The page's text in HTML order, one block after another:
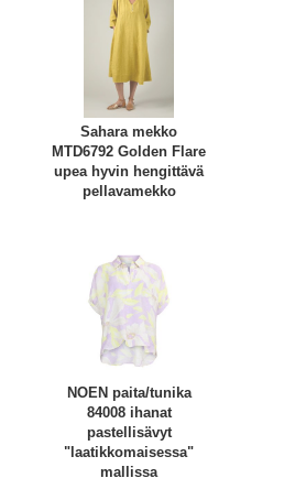
Sahara mekko
MTD6792 Golden Flare
upea hyvin hengittävä
pellavamekko
NOEN paita/tunika
84008 ihanat
pastellisävyt
"laatikkomaisessa"
mallissa